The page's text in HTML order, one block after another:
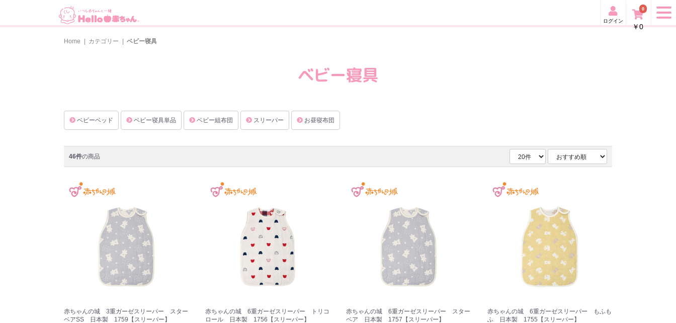
ログイン
0
￥0
Home カテゴリー ベビー寝具
ベビー寝具
ベビーベッド ベビー寝具単品 ベビー組布団 スリーパー お昼寝布団
46件の商品
赤ちゃんの城 3重ガーゼスリーパー スター
ベアSS 日本製 1759【スリーパー】
赤ちゃんの城 6重ガーゼスリーパー トリコ
ロール 日本製 1756【スリーパー】
赤ちゃんの城 6重ガーゼスリーパー スター
ベア 日本製 1757【スリーパー】
赤ちゃんの城 6重ガーゼスリーパー もふも
ふ 日本製 1755【スリーパー】